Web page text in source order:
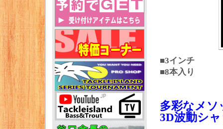
■3インチ
■8本入り
多彩なメソ
3D波動シ